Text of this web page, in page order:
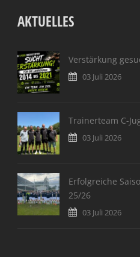
AKTUELLES
Verstärkung
03 Juli 2026
Trainerteam C-
03 Juli 2026
Erfolgreiche
25/26
03 Juli 2026